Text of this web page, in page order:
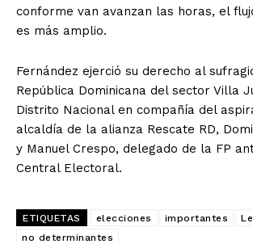
conforme van avanzan las horas, el
es más amplio.
Fernández ejerció su derecho al
República Dominicana del sector Villa
Distrito Nacional en compañía del
alcaldía de la alianza Rescate RD,
y Manuel Crespo, delegado de la FP
Central Electoral.
ETIQUETAS elecciones importantes
no determinantes